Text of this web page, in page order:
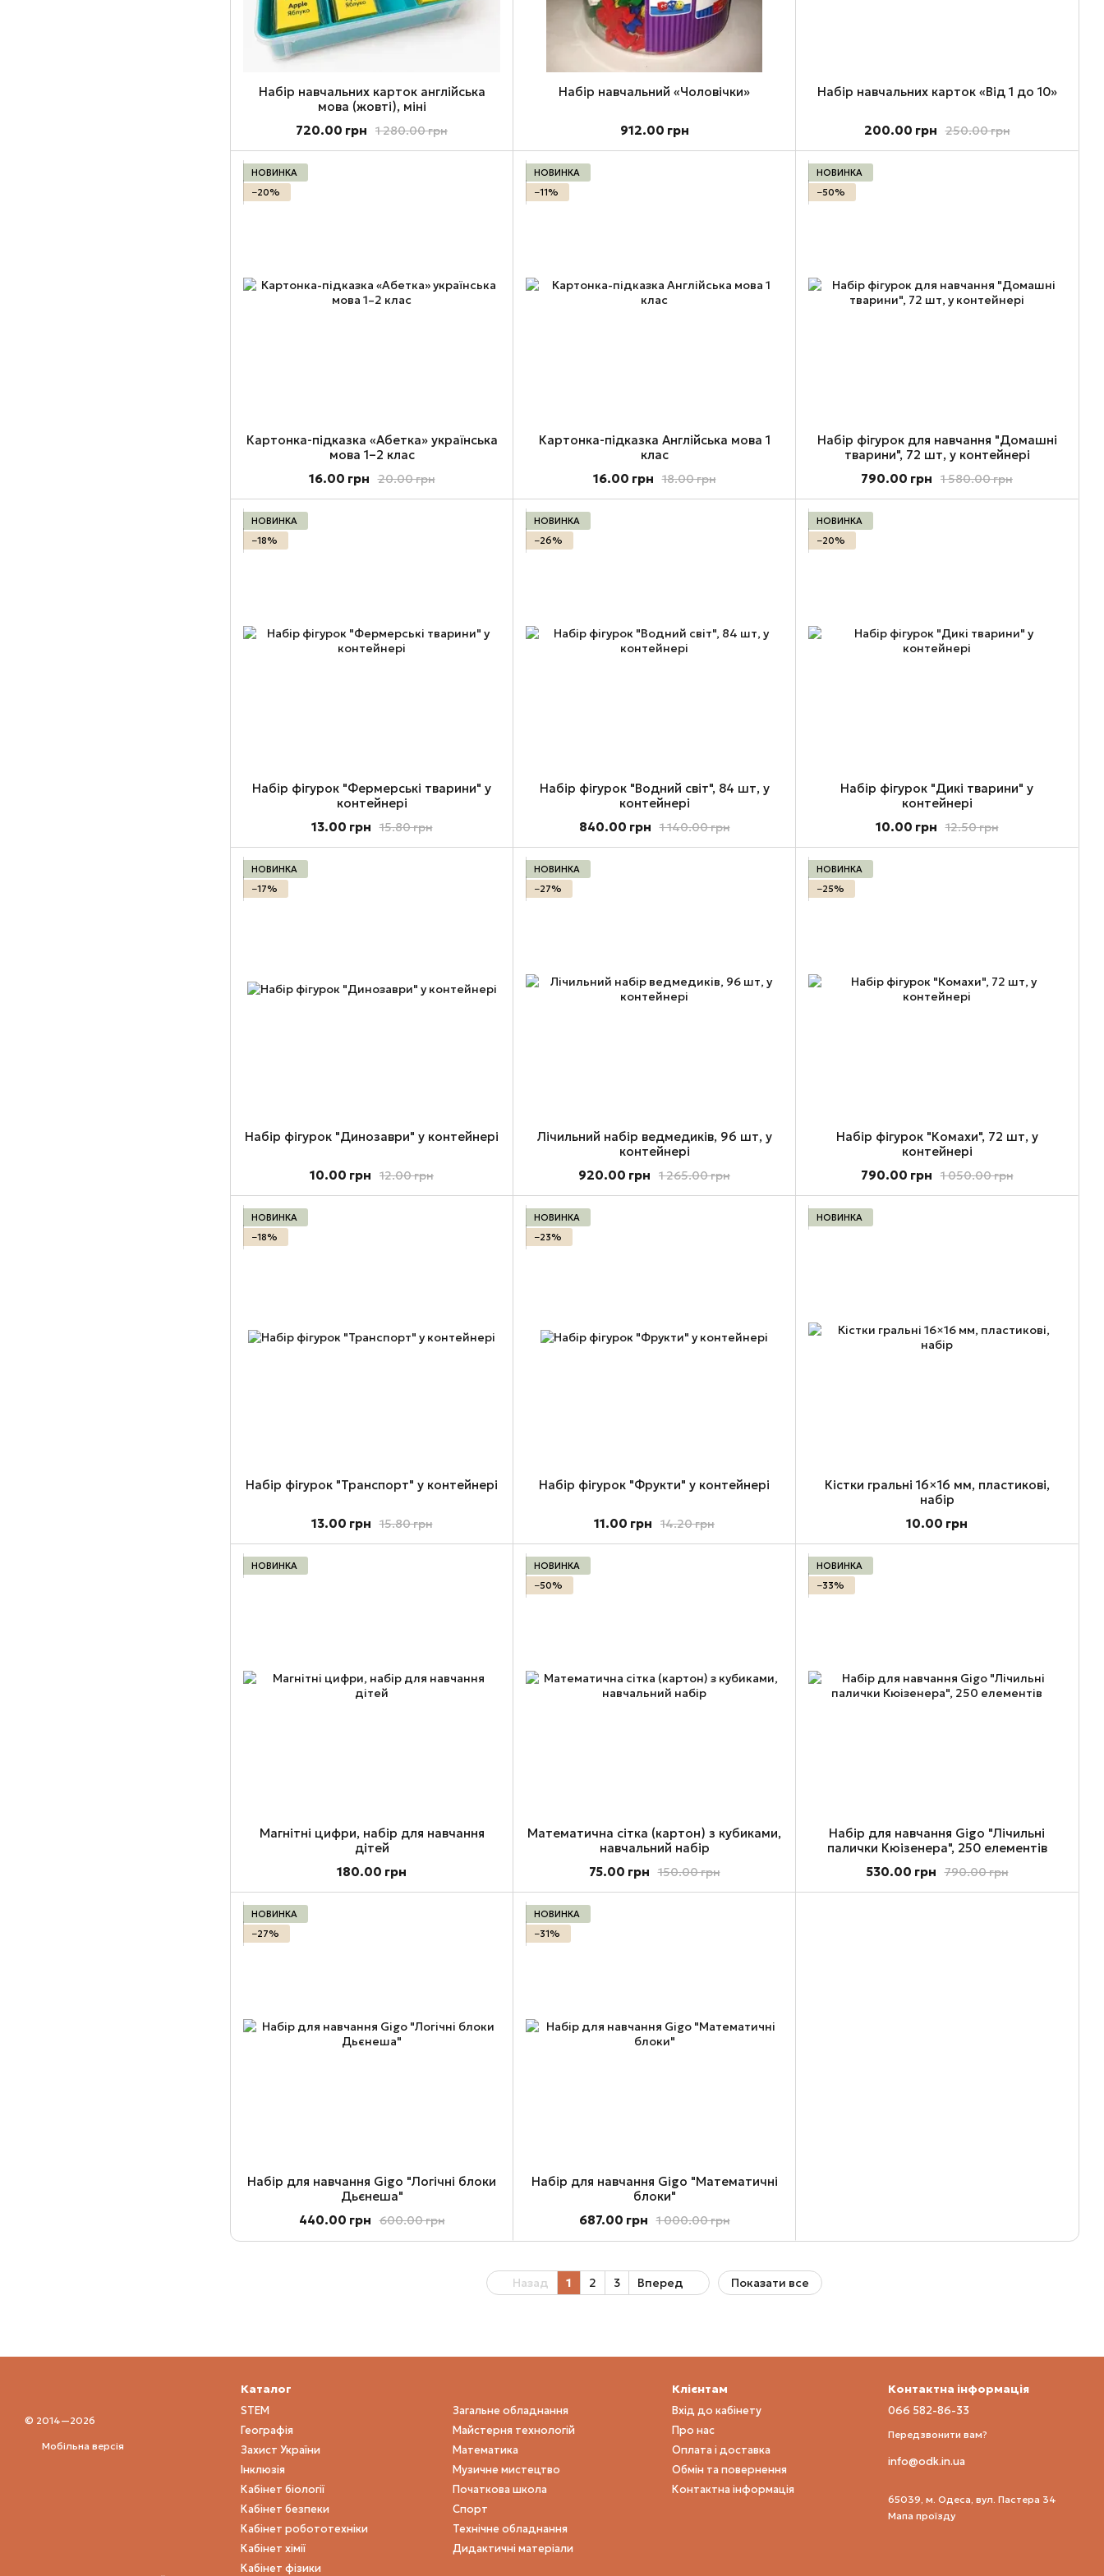
Набір навчальних карток англійська
мова (жовті), міні
1 280.00 грн
720.00 грн
Набір навчальний «Чоловічки»
912.00 грн
Набір навчальних карток «Від 1 до 10»
250.00 грн
200.00 грн
НОВИНКА
−20%
Картонка-підказка «Абетка» українська
мова 1–2 клас
20.00 грн
16.00 грн
НОВИНКА
−11%
Картонка-підказка Англійська мова 1
клас
18.00 грн
16.00 грн
НОВИНКА
−50%
Набір фігурок для навчання "Домашні
тварини", 72 шт, у контейнері
1 580.00 грн
790.00 грн
НОВИНКА
−18%
Набір фігурок "Фермерські тварини" у
контейнері
15.80 грн
13.00 грн
НОВИНКА
−26%
Набір фігурок "Водний світ", 84 шт, у
контейнері
1 140.00 грн
840.00 грн
НОВИНКА
−20%
Набір фігурок "Дикі тварини" у
контейнері
12.50 грн
10.00 грн
НОВИНКА
−17%
Набір фігурок "Динозаври" у контейнері
12.00 грн
10.00 грн
НОВИНКА
−27%
Лічильний набір ведмедиків, 96 шт, у
контейнері
1 265.00 грн
920.00 грн
НОВИНКА
−25%
Набір фігурок "Комахи", 72 шт, у
контейнері
1 050.00 грн
790.00 грн
НОВИНКА
−18%
Набір фігурок "Транспорт" у контейнері
15.80 грн
13.00 грн
НОВИНКА
−23%
Набір фігурок "Фрукти" у контейнері
14.20 грн
11.00 грн
НОВИНКА
Кістки гральні 16×16 мм, пластикові,
набір
10.00 грн
НОВИНКА
Магнітні цифри, набір для навчання
дітей
180.00 грн
НОВИНКА
−50%
Математична сітка (картон) з кубиками,
навчальний набір
150.00 грн
75.00 грн
НОВИНКА
−33%
Набір для навчання Gigo "Лічильні
палички Кюізенера", 250 елементів
790.00 грн
530.00 грн
НОВИНКА
−27%
Набір для навчання Gigo "Логічні блоки
Дьєнеша"
600.00 грн
440.00 грн
НОВИНКА
−31%
Набір для навчання Gigo "Математичні
блоки"
1 000.00 грн
687.00 грн
Назад 1 2 3 Вперед Показати все
© 2014—2026
Мобільна версія
Каталог
STEM
Географія
Захист України
Інклюзія
Кабінет біології
Кабінет безпеки
Кабінет робототехніки
Кабінет хімії
Кабінет фізики
Загальне обладнання
Майстерня технологій
Математика
Музичне мистецтво
Початкова школа
Спорт
Технічне обладнання
Дидактичні матеріали
Клієнтам
Вхід до кабінету
Про нас
Оплата і доставка
Обмін та повернення
Контактна інформація
Контактна інформація
066 582-86-33
Передзвонити вам?
info@odk.in.ua
65039, м. Одеса, вул. Пастера 34
Мапа проїзду